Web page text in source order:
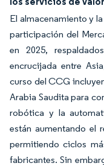
El almacenamiento y
participación del
en 2025,
encrucijada entre
curso del CCG
Arabia Saudita para
robótica y la
están aumentando el
permitiendo ciclos
fabricantes. Sin